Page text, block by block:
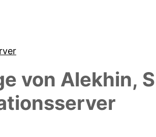
von Alekhin,